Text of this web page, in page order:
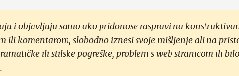
i objavljuju samo ako pridonose raspravi na
ili komentarom, slobodno iznesi svoje mišljenje ali na
ili stilske pogreške, problem s web stranicom ili
.